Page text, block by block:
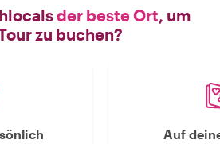
der beste Ort, um
zu buchen?
Auf